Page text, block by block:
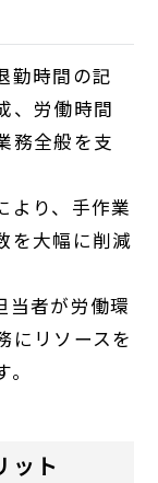
勤時間の記
、労働時間
務全般を支
より、手作業
を大幅に削減
当者が労働環
にリソースを
ット